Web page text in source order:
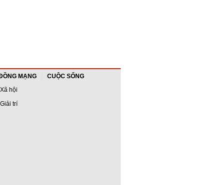
MẠNG
CUỘC SỐNG
Xã hội
Giải trí